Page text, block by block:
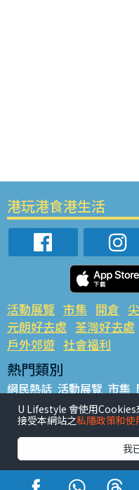
港玩港食港生活
活動展覽 市集 開倉
元朗好去處 荃灣好去處
戶外郊遊 社會福利
熱門類別
網民熱話 活動展覽 市集
銅鑼灣好去處 元朗好去處
餐廳情報 戶外郊遊
熱門標籤
#UGO搵好去處 #人氣活
#親子玩樂好去處
U Lifestyle 會使用Cookies
接受本網站之私隱政策和使
我